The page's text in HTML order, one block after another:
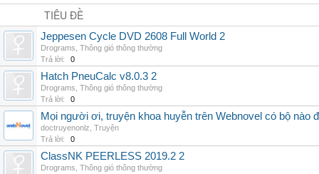
TIÊU ĐỀ
Jeppesen Cycle DVD 2608 Full World 2
Drograms Thông gió thông thường
Trả lời:
0
Hatch PneuCalc v8.0.3 2
Drograms Thông gió thông thường
Trả lời:
0
Mọi người ơi, truyện khoa huyễn trên Webnovel có bộ nào
doctruyenonlz Truyện
Trả lời:
0
ClassNK PEERLESS 2019.2 2
Drograms Thông gió thông thường